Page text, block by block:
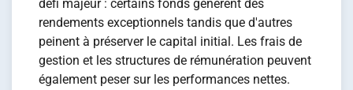
défi majeur : certains fonds génèrent des
rendements exceptionnels tandis que d'autres
peinent à préserver le capital initial. Les frais de
gestion et les structures de rémunération peuvent
également peser sur les performances nettes.